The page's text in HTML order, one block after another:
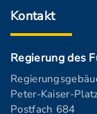
Kontakt
Regierung des
Peter-Kaiser-
Postfach 684